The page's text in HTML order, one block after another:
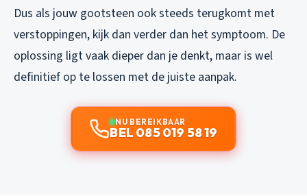
Dus als jouw gootsteen ook steeds terugkomt met
verstoppingen, kijk dan verder dan het symptoom. De
oplossing ligt vaak dieper dan je denkt, maar is wel
definitief op te lossen met de juiste aanpak.
NU BEREIKBAAR
BEL 085 019 58 19